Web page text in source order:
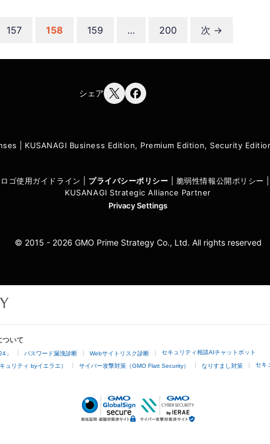
ペ
ジ
157
ペ
ジ
158
ペ
ジ
159 …
ペ
ジ
200 次 →
シェア
KUSANAGI Business Edition, Premium Edition, Security
ゴ使用ガイドライン プライバシーポリシー 脆弱性情報公開ポリシー
KUSANAGI Strategic Alliance Partner
Privacy Settings
© 2015 - 2026 GMO Prime Strategy Co., Ltd. All rights reserved
ついて
」 パスワード漏洩診断 Webサイトリスク診断 セキュリティ相談AIチャットボット
ュリティ byイエラエ） サイバー攻撃対策（GMO Flatt Security） なりすまし対策 セキ